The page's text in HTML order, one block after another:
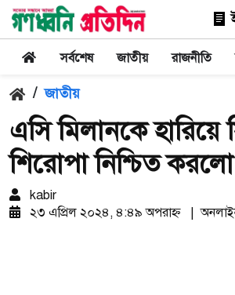
সর্বশেষ জাতীয় রাজনীতি
/ জাতীয়
এসি মিলানকে হারিয়ে
শিরোপা নিশ্চিত করলো
kabir
২৩ এপ্রিল ২০২৪, ৪:৪৯ অপরাহ্ন
|